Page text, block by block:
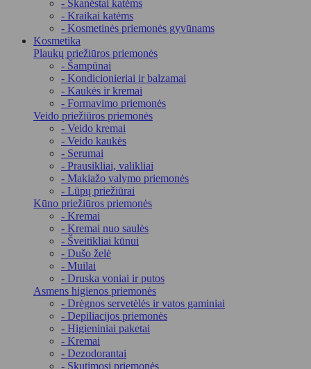
- Skanėstai katėms
- Kraikai katėms
- Kosmetinės priemonės gyvūnams
Kosmetika
Plaukų priežiūros priemonės
- Šampūnai
- Kondicionieriai ir balzamai
- Kaukės ir kremai
- Formavimo priemonės
Veido priežiūros priemonės
- Veido kremai
- Veido kaukės
- Serumai
- Prausikliai, valikliai
- Makiažo valymo priemonės
- Lūpų priežiūrai
Kūno priežiūros priemonės
- Kremai
- Kremai nuo saulės
- Šveitikliai kūnui
- Dušo želė
- Muilai
- Druska voniai ir putos
Asmens higienos priemonės
- Drėgnos servetėlės ir vatos gaminiai
- Depiliacijos priemonės
- Higieniniai paketai
- Kremai
- Dezodorantai
- Skutimosi priemonės